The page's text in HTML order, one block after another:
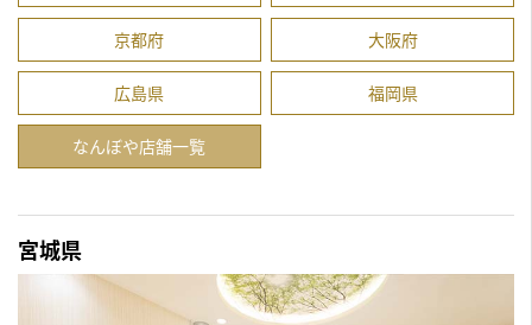
京都府 大阪府
広島県 福岡県
なんぼや店舗一覧
宮城県